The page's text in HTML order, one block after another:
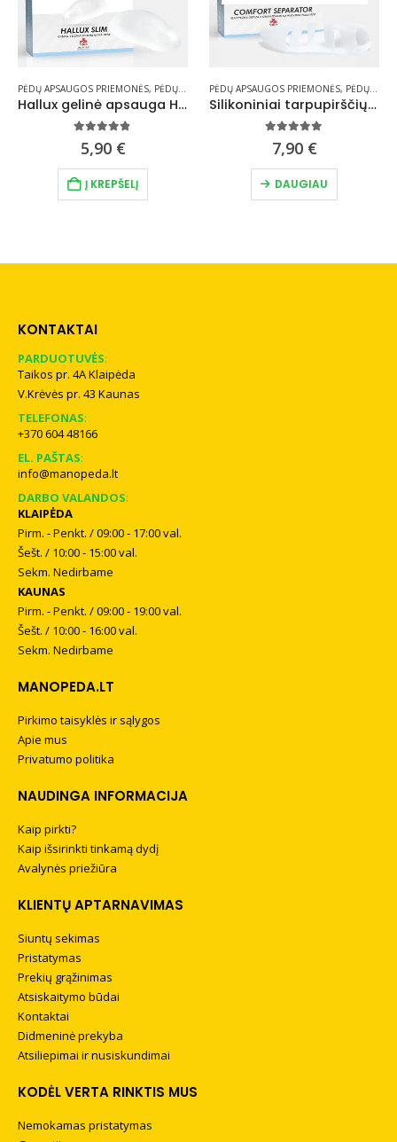
IR SKYRIKLIAI ,TARPUPIRŠČIŲ PLĖTIKLIAI IR SKYRIKLIAI
PĖDŲ APSAUGOS PRIEMONĖS, PĖDŲ PRIEŽIŪROS PRIEMONĖS ,TARPUPIRŠČIŲ
Hallux gelinė apsauga HALLUX SLIM
5,90 €
Į KREPŠELĮ
PĖDŲ APSAUGOS PRIEMONĖS, PĖDŲ PRIEŽIŪROS PRIEMONĖS
Silikoniniai tarpupirščių plėtikliai COMFORT SEPERATOR
7,90 €
DAUGIAU
KONTAKTAI
PARDUOTUVĖS:
Taikos pr. 4A Klaipėda
V.Krėvės pr. 43 Kaunas
TELEFONAS:
+370 604 48166
EL. PAŠTAS:
info@manopeda.lt
DARBO VALANDOS:
KLAIPĖDA
Pirm. - Penkt. / 09:00 - 17:00 val.
Šešt. / 10:00 - 15:00 val.
Sekm. Nedirbame
KAUNAS
Pirm. - Penkt. / 09:00 - 19:00 val.
Šešt. / 10:00 - 16:00 val.
Sekm. Nedirbame
MANOPEDA.LT
Pirkimo taisyklės ir sąlygos
Apie mus
Privatumo politika
NAUDINGA INFORMACIJA
Kaip pirkti?
Kaip išsirinkti tinkamą dydį
Avalynės priežiūra
KLIENTŲ APTARNAVIMAS
Siuntų sekimas
Pristatymas
Prekių grąžinimas
Atsiskaitymo būdai
Kontaktai
Didmeninė prekyba
Atsiliepimai ir nusiskundimai
KODĖL VERTA RINKTIS MUS
Nemokamas pristatymas